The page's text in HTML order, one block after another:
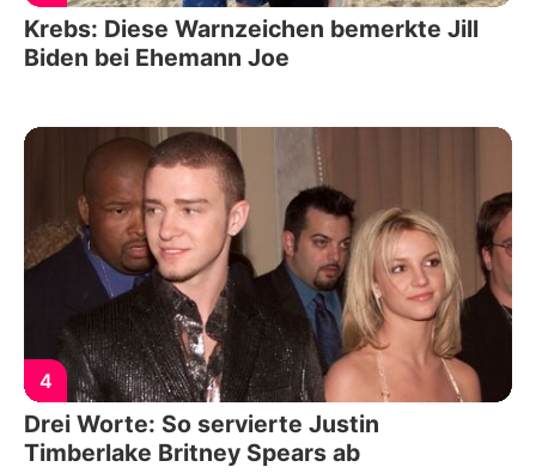
Krebs: Diese Warnzeichen bemerkte Jill
Biden bei Ehemann Joe
4
Drei Worte: So servierte Justin
Timberlake Britney Spears ab